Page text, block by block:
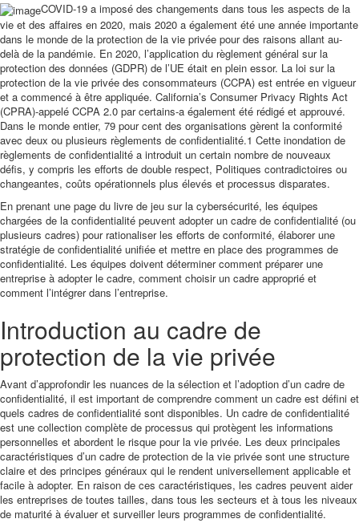
COVID-19 a imposé des changements dans tous les aspects de la
vie et des affaires en 2020, mais 2020 a également été une année importante
dans le monde de la protection de la vie privée pour des raisons allant au-
delà de la pandémie. En 2020, l’application du règlement général sur la
protection des données (GDPR) de l’UE était en plein essor. La loi sur la
protection de la vie privée des consommateurs (CCPA) est entrée en vigueur
et a commencé à être appliquée. California’s Consumer Privacy Rights Act
(CPRA)-appelé CCPA 2.0 par certains-a également été rédigé et approuvé.
Dans le monde entier, 79 pour cent des organisations gèrent la conformité
avec deux ou plusieurs règlements de confidentialité.1 Cette inondation de
règlements de confidentialité a introduit un certain nombre de nouveaux
défis, y compris les efforts de double respect, Politiques contradictoires ou
changeantes, coûts opérationnels plus élevés et processus disparates.
En prenant une page du livre de jeu sur la cybersécurité, les équipes
chargées de la confidentialité peuvent adopter un cadre de confidentialité (ou
plusieurs cadres) pour rationaliser les efforts de conformité, élaborer une
stratégie de confidentialité unifiée et mettre en place des programmes de
confidentialité. Les équipes doivent déterminer comment préparer une
entreprise à adopter le cadre, comment choisir un cadre approprié et
comment l’intégrer dans l’entreprise.
Introduction au cadre de
protection de la vie privée
Avant d’approfondir les nuances de la sélection et l’adoption d’un cadre de
confidentialité, il est important de comprendre comment un cadre est défini et
quels cadres de confidentialité sont disponibles. Un cadre de confidentialité
est une collection complète de processus qui protègent les informations
personnelles et abordent le risque pour la vie privée. Les deux principales
caractéristiques d’un cadre de protection de la vie privée sont une structure
claire et des principes généraux qui le rendent universellement applicable et
facile à adopter. En raison de ces caractéristiques, les cadres peuvent aider
les entreprises de toutes tailles, dans tous les secteurs et à tous les niveaux
de maturité à évaluer et surveiller leurs programmes de confidentialité.